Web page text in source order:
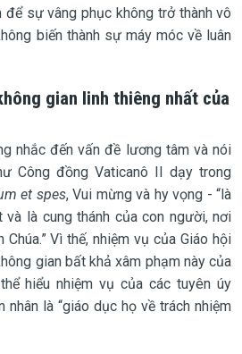
sự vâng phục không trở thành vô
biến thành sự máy móc về luân
gian linh thiêng nhất của
nhắc đến vấn đề lương tâm và nói
Công đồng Vaticanô II dạy trong
et spes, Vui mừng và hy vọng - “là
là cung thánh của con người, nơi
Vì thế, nhiệm vụ của Giáo hội
gian bất khả xâm phạm này của
hiểu nhiệm vụ của các tuyên úy
nhân là “giáo dục họ về trách nhiệm